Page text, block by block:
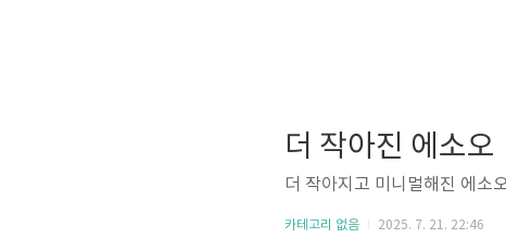
더 작아진 에소오
더 작아지고 미니멀해진 에소
카테고리 없음 2025. 7. 21. 22:46